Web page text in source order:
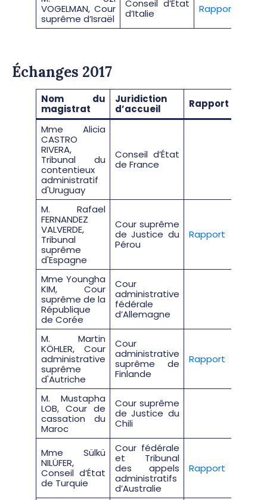
VOGELMAN, Cour
suprême d’Israël
Conseil d’État
d’Italie
Rapport
Échanges 2017
Nom du
magistrat
Juridiction
d’accueil
Rapport
Mme Alicia
CASTRO
RIVERA,
Tribunal du
contentieux
administratif
d'Uruguay
Conseil d’État
de France
M. Rafael
FERNANDEZ
VALVERDE,
Tribunal
suprême
d'Espagne
Cour suprême
de Justice du
Pérou
Rapport
Mme Youngha
KIM, Cour
suprême de la
République
de Corée
Cour
administrative
fédérale
d’Allemagne
M. Martin
KÖHLER, Cour
administrative
suprême
d'Autriche
Cour
administrative
suprême de
Finlande
Rapport
M. Mustapha
LOB, Cour de
cassation du
Maroc
Cour suprême
de Justice du
Chili
Mme Sülkü
NILÜFER,
Conseil d’État
de Turquie
Cour fédérale
et Tribunal
des appels
administratifs
d’Australie
Rapport